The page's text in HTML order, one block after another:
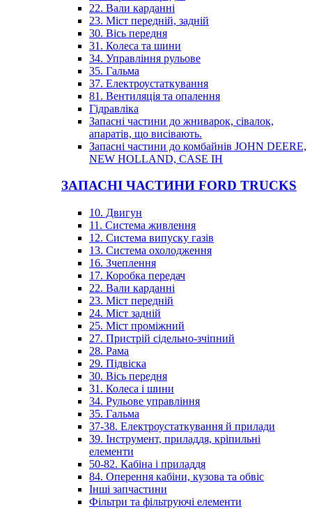
22. Вали карданні
23. Міст передній, задній
30. Вісь передня
31. Колеса та шини
34. Управління рульове
35. Гальма
37. Електроустаткування
81. Вентиляція та опалення
Гідравліка
Запасні частини до жниварок, сівалок,
апаратів, що висівають.
Запасні частини до комбайнів JOHN DEERE,
NEW HOLLAND, CASE IH
ЗАПАСНІ ЧАСТИНИ FORD TRUCKS
10. Двигун
11. Система живлення
12. Система випуску газів
13. Система охолодження
16. Зчеплення
17. Коробка передач
22. Вали карданні
23. Міст передній
24. Міст задній
25. Міст проміжний
27. Пристрій сідельно-зчіпний
28. Рама
29. Підвіска
30. Вісь передня
31. Колеса і шини
34. Рульове управління
35. Гальма
37-38. Електроустаткування й прилади
39. Інструмент, приладдя, кріпильні
елементи
50-82. Кабіна і приладдя
84. Оперення кабіни, кузова та обвіс
Інші запчастини
Фільтри та фільтруючі елементи